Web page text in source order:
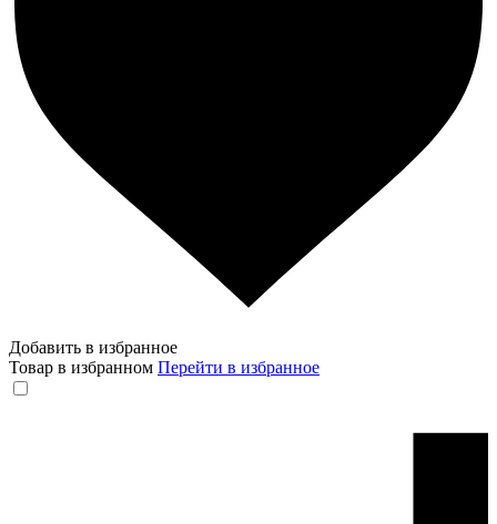
Добавить в избранное
Товар в избранном Перейти в избранное